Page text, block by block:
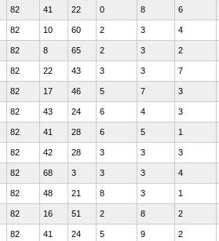
82 41 22 0 8 6
82 10 60 2 3 4
82 8 65 2 3 2
82 22 43 3 3 7
82 17 46 5 7 3
82 43 24 6 4 3
82 41 28 6 5 1
82 42 28 3 3 3
82 68 3 3 3 4
82 48 21 8 3 1
82 16 51 2 8 2
82 41 24 5 9 2